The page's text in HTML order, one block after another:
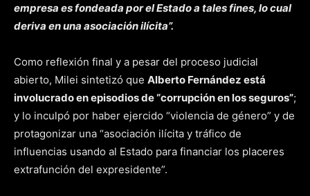
empresa es fondeada por el Estado a tales fines, lo cual
deriva en una asociación ilícita”.
Como reflexión final y a pesar del proceso judicial
abierto, Milei sintetizó que Alberto Fernández está
involucrado en episodios de “corrupción en los seguros”;
y lo inculpó por haber ejercido “violencia de género” y de
protagonizar una “asociación ilícita y tráfico de
influencias usando al Estado para financiar los placeres
extrafunción del expresidente”.